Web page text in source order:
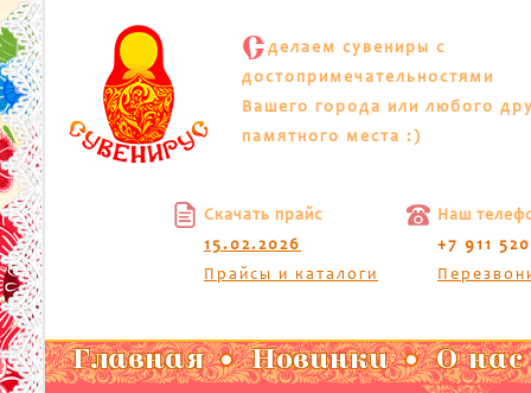
С делаем сувениры с
достопримечательностями
Вашего города или любого
памятного места :)
Скачать прайс
15.02.2026
Прайсы и каталоги
Наш
+7 911
Главная Новинки О нас